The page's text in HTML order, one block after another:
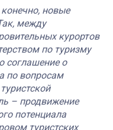
новые
между
курортов
по туризму
соглашение о
по вопросам
– продвижение
потенциала
туристских